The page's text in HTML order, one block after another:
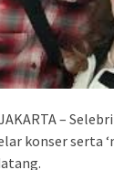
–
konser serta